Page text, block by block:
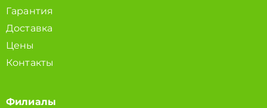
Гарантия
Доставка
Цены
Контакты
Филиалы